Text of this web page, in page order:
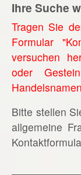
Ihre Suche
Tragen Sie
Formular
versuchen
oder
Bitte stellen
allgemeine